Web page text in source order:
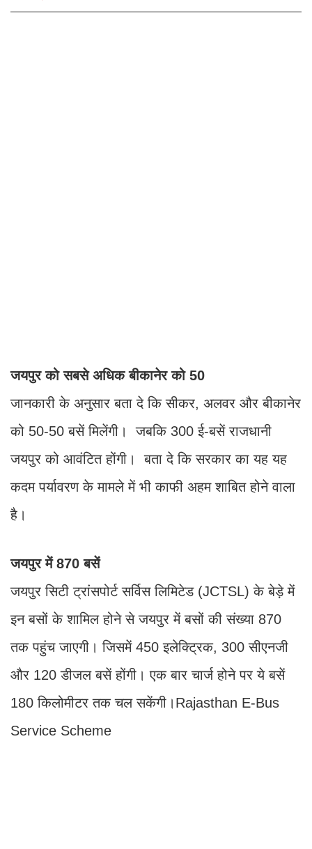
जयपुर को सबसे अधिक बीकानेर को 50
जानकारी के अनुसार बता दे कि सीकर, अलवर और बीकानेर
को 50-50 बसें मिलेंगी। जबकि 300 ई-बसें राजधानी
जयपुर को आवंटित होंगी। बता दे कि सरकार का यह यह
कदम पर्यावरण के मामले में भी काफी अहम शाबित होने वाला
है।
जयपुर में 870 बसें
जयपुर सिटी ट्रांसपोर्ट सर्विस लिमिटेड (JCTSL) के बेड़े में
इन बसों के शामिल होने से जयपुर में बसों की संख्या 870
तक पहुंच जाएगी। जिसमें 450 इलेक्ट्रिक, 300 सीएनजी
और 120 डीजल बसें होंगी। एक बार चार्ज होने पर ये बसें
180 किलोमीटर तक चल सकेंगी।Rajasthan E-Bus
Service Scheme